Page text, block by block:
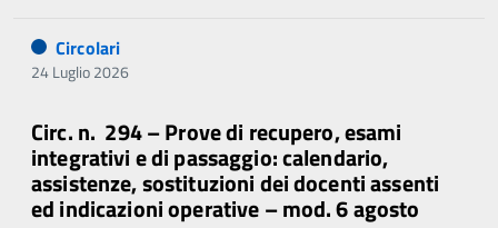
Circolari
24 Luglio 2026
Circ. n. 294 – Prove di recupero, esami
integrativi e di passaggio: calendario,
assistenze, sostituzioni dei docenti assenti
ed indicazioni operative – mod. 6 agosto